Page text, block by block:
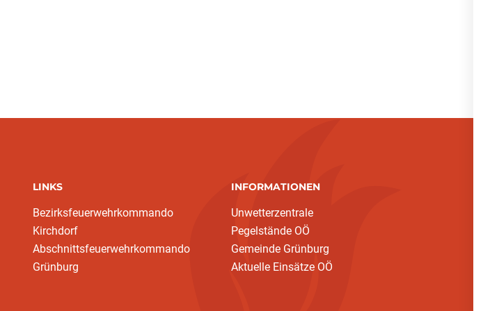
LINKS
Bezirksfeuerwehrkommando
Kirchdorf
Abschnittsfeuerwehrkommando
Grünburg
INFORMATIONEN
Unwetterzentrale
Pegelstände OÖ
Gemeinde Grünburg
Aktuelle Einsätze OÖ